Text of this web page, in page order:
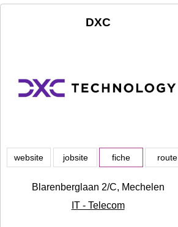
DXC
website jobsite fiche route
Blarenberglaan 2/C, Mechelen
IT - Telecom